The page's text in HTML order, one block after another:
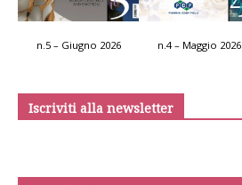
n.5 – Giugno 2026 n.4 – Maggio 2026
Iscriviti alla newsletter